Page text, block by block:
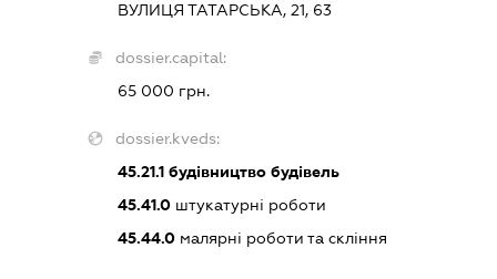
ВУЛИЦЯ ТАТАРСЬКА, 21, 63
dossier.capital:
65 000 грн.
dossier.kveds:
45.21.1будівництво будівель
45.41.0штукатурні роботи
45.44.0малярні роботи та скління